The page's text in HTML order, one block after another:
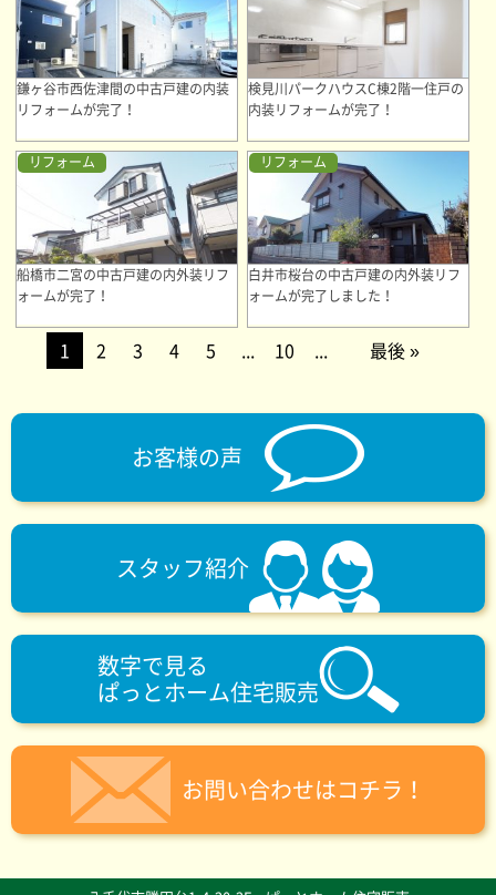
鎌ヶ谷市西佐津間の中古戸建の内装
リフォームが完了！
検見川パークハウスC棟2階一住戸の
内装リフォームが完了！
リフォーム
船橋市二宮の中古戸建の内外装リフ
ォームが完了！
リフォーム
白井市桜台の中古戸建の内外装リフ
ォームが完了しました！
1 2 3 4 5 ... 10 ... 最後 »
お客様の声
スタッフ紹介
数字で見る
ぱっとホーム住宅販売
お問い合わせはコチラ！